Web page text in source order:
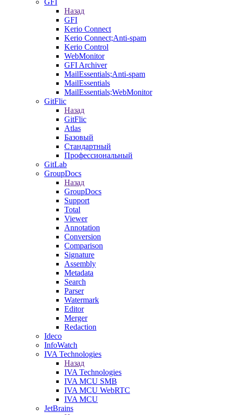
GFI
Назад
GFI
Kerio Connect
Kerio Connect;Anti-spam
Kerio Control
WebMonitor
GFI Archiver
MailEssentials;Anti-spam
MailEssentials
MailEssentials;WebMonitor
GitFlic
Назад
GitFlic
Atlas
Базовый
Стандартный
Профессиональный
GitLab
GroupDocs
Назад
GroupDocs
Support
Total
Viewer
Annotation
Conversion
Comparison
Signature
Assembly
Metadata
Search
Parser
Watermark
Editor
Merger
Redaction
Ideco
InfoWatch
IVA Technologies
Назад
IVA Technologies
IVA MCU SMB
IVA MCU WebRTC
IVA MCU
JetBrains